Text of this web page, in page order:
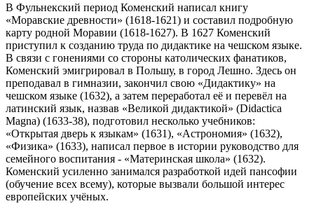
В Фульнекский период Коменский написал книгу
«Моравские древности» (1618-1621) и составил подробную
карту родной Моравии (1618-1627). В 1627 Коменский
приступил к созданию труда по дидактике на чешском языке.
В связи с гонениями со стороны католических фанатиков,
Коменский эмигрировал в Польшу, в город Лешно. Здесь он
преподавал в гимназии, закончил свою «Дидактику» на
чешском языке (1632), а затем переработал её и перевёл на
латинский язык, назвав «Великой дидактикой» (Didactica
Magna) (1633-38), подготовил несколько учебников:
«Открытая дверь к языкам» (1631), «Астрономия» (1632),
«Физика» (1633), написал первое в истории руководство для
семейного воспитания - «Материнская школа» (1632).
Коменский усиленно занимался разработкой идей пансофии
(обучение всех всему), которые вызвали большой интерес
европейских учёных.